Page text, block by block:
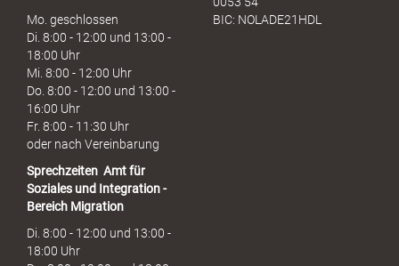
Mo. geschlossen
Di. 8:00 - 12:00 und 13:00 -
18:00 Uhr
Mi. 8:00 - 12:00 Uhr
Do. 8:00 - 12:00 und 13:00 -
16:00 Uhr
Fr. 8:00 - 11:30 Uhr
oder nach Vereinbarung
Sprechzeiten Amt für
Soziales und Integration -
Bereich Migration
Di. 8:00 - 12:00 und 13:00 -
18:00 Uhr
BIC: NOLADE21HDL